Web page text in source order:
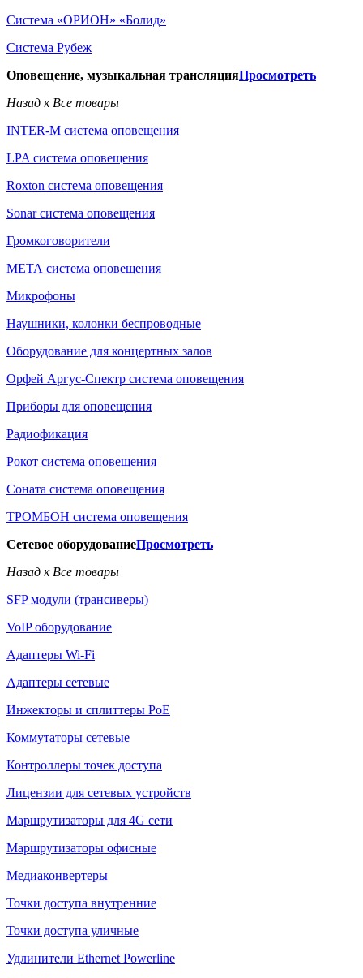
Система «ОРИОН» «Болид»
Система Рубеж
Оповещение, музыкальная трансляцияПросмотреть
Назад к Все товары
INTER-M система оповещения
LPA система оповещения
Roxton система оповещения
Sonar система оповещения
Громкоговорители
МЕТА система оповещения
Микрофоны
Наушники, колонки беспроводные
Оборудование для концертных залов
Орфей Аргус-Спектр система оповещения
Приборы для оповещения
Радиофикация
Рокот система оповещения
Соната система оповещения
ТРОМБОН система оповещения
Сетевое оборудованиеПросмотреть
Назад к Все товары
SFP модули (трансиверы)
VoIP оборудование
Адаптеры Wi-Fi
Адаптеры сетевые
Инжекторы и сплиттеры РоЕ
Коммутаторы сетевые
Контроллеры точек доступа
Лицензии для сетевых устройств
Маршрутизаторы для 4G сети
Маршрутизаторы офисные
Медиаконвертеры
Точки доступа внутренние
Точки доступа уличные
Удлинители Ethernet Powerline